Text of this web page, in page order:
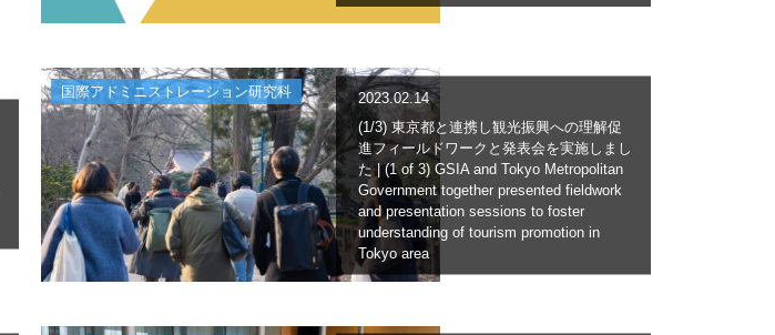
国際アドミニストレーション研究科
2023.02.14
(1/3) 東京都と連携し観光振興への理解促
進フィールドワークと発表会を実施しまし
た | (1 of 3) GSIA and Tokyo Metropolitan
Government together presented fieldwork
and presentation sessions to foster
understanding of tourism promotion in
Tokyo area